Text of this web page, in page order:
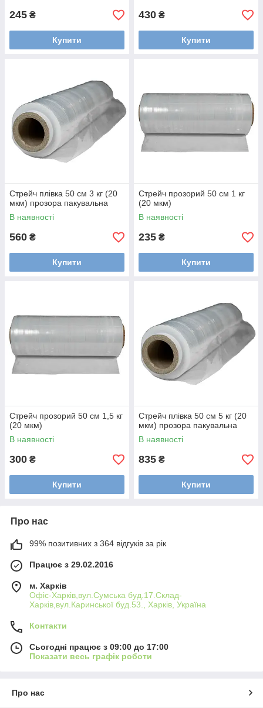
245 ₴
Купити
430 ₴
Купити
Стрейч плівка 50 см 3 кг (20
мкм) прозора пакувальна
В наявності
560 ₴
Купити
Стрейч прозорий 50 см 1 кг
(20 мкм)
В наявності
235 ₴
Купити
Стрейч прозорий 50 см 1,5 кг
(20 мкм)
В наявності
300 ₴
Купити
Стрейч плівка 50 см 5 кг (20
мкм) прозора пакувальна
В наявності
835 ₴
Купити
Про нас
99% позитивних з 364 відгуків за рік
Працює з 29.02.2016
м. Харків
Офіс-Харків,вул.Сумська буд.17.Склад-
Харків,вул.Каринської буд.53., Харків, Україна
Контакти
Сьогодні працює з 09:00 до 17:00
Показати весь графік роботи
Про нас